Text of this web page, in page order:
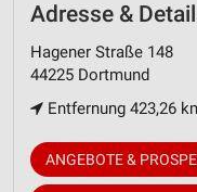
Adresse &
Hagener Straße 148
44225 Dortmund
Entfernung 423,26
ANGEBOTE &